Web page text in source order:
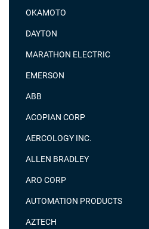
OKAMOTO
DAYTON
MARATHON ELECTRIC
EMERSON
ABB
ACOPIAN CORP
AERCOLOGY INC.
ALLEN BRADLEY
ARO CORP
AUTOMATION PRODUCTS
AZTECH